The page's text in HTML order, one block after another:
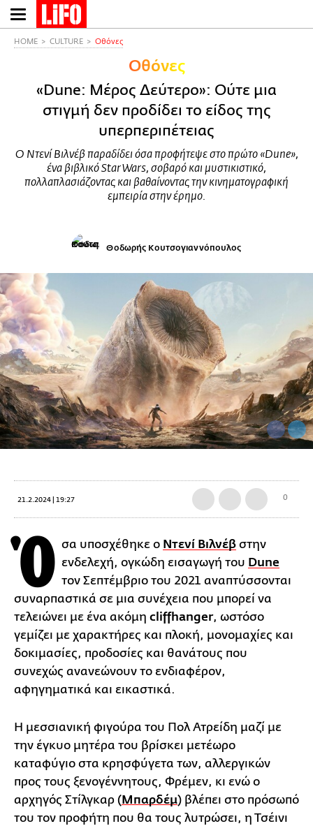
Παράκαμψη
προς
HOME CULTURE Οθόνες
Οθόνες
«Dune: Μέρος Δεύτερο»: Ούτε μια
στιγμή δεν προδίδει το είδος της
υπερπεριπέτειας
Ο Ντενί Βιλνέβ παραδίδει όσα προφήτεψε στο πρώτο «Dune»,
ένα βιβλικό Star Wars, σοβαρό και μυστικιστικό,
πολλαπλασιάζοντας και βαθαίνοντας την κινηματογραφική
εμπειρία στην έρημο.
Θοδωρής Κουτσογιαννόπουλος
21.2.2024 | 19:27 0
Ό σα υποσχέθηκε ο Ντενί Βιλνέβ στην
ενδελεχή, ογκώδη εισαγωγή του Dune
τον Σεπτέμβριο του 2021 αναπτύσσονται
συναρπαστικά σε μια συνέχεια που μπορεί να
τελειώνει με ένα ακόμη cliffhanger, ωστόσο
γεμίζει με χαρακτήρες και πλοκή, μονομαχίες και
δοκιμασίες, προδοσίες και θανάτους που
συνεχώς ανανεώνουν το ενδιαφέρον,
αφηγηματικά και εικαστικά.
Η μεσσιανική φιγούρα του Πολ Ατρείδη μαζί με
την έγκυο μητέρα του βρίσκει μετέωρο
καταφύγιο στα κρησφύγετα των, αλλεργικών
προς τους ξενογέννητους, Φρέμεν, κι ενώ ο
αρχηγός Στίλγκαρ (Μπαρδέμ) βλέπει στο πρόσωπό
του τον προφήτη που θα τους λυτρώσει, η Τσέινι